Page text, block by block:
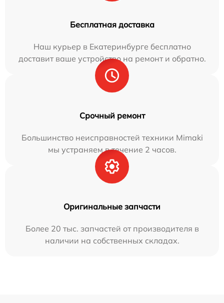
Бесплатная доставка
Наш курьер в Екатеринбурге бесплатно
доставит ваше устройство на ремонт и обратно.
Срочный ремонт
Большинство неисправностей техники Mimaki
мы устраняем в течение 2 часов.
Оригинальные запчасти
Более 20 тыс. запчастей от производителя в
наличии на собственных складах.